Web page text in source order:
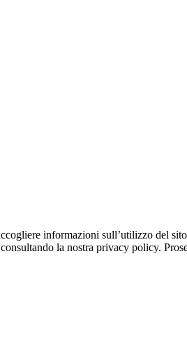
informazioni sull’utilizzo del
la nostra privacy policy.